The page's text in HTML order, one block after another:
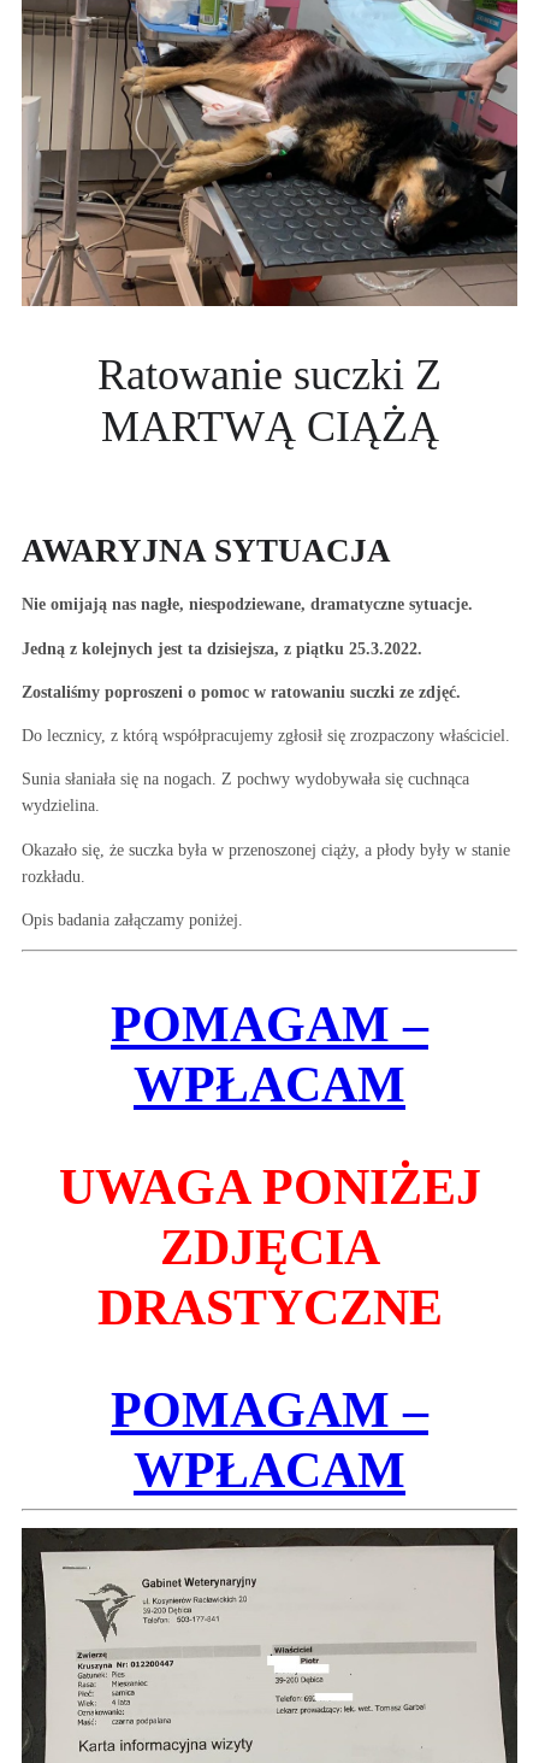
Ratowanie suczki Z
MARTWĄ CIĄŻĄ
AWARYJNA SYTUACJA
Nie omijają nas nagłe, niespodziewane, dramatyczne sytuacje.
Jedną z kolejnych jest ta dzisiejsza, z piątku 25.3.2022.
Zostaliśmy poproszeni o pomoc w ratowaniu suczki ze zdjęć.
Do lecznicy, z którą współpracujemy zgłosił się zrozpaczony właściciel.
Sunia słaniała się na nogach. Z pochwy wydobywała się cuchnąca
wydzielina.
Okazało się, że suczka była w przenoszonej ciąży, a płody były w stanie
rozkładu.
Opis badania załączamy poniżej.
POMAGAM –
WPŁACAM
UWAGA PONIŻEJ
ZDJĘCIA
DRASTYCZNE
POMAGAM –
WPŁACAM